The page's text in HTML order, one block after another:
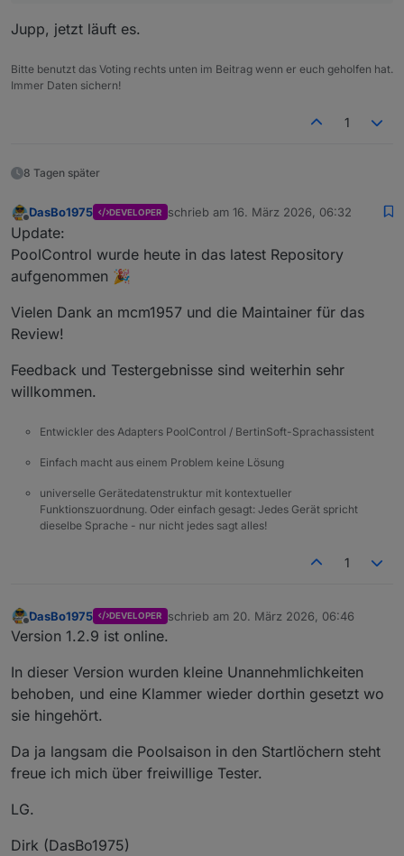
Jupp, jetzt läuft es.
Bitte benutzt das Voting rechts unten im Beitrag wenn er euch geholfen hat.
Immer Daten sichern!
1
8 Tagen später
Offline
DasBo1975 DEVELOPER schrieb am 16. März 2026, 06:32
zuletzt editiert von
Update:
PoolControl wurde heute in das latest Repository
aufgenommen 🎉
Vielen Dank an mcm1957 und die Maintainer für das
Review!
Feedback und Testergebnisse sind weiterhin sehr
willkommen.
Entwickler des Adapters PoolControl / BertinSoft-Sprachassistent
Einfach macht aus einem Problem keine Lösung
universelle Gerätedatenstruktur mit kontextueller
Funktionszuordnung. Oder einfach gesagt: Jedes Gerät spricht
dieselbe Sprache - nur nicht jedes sagt alles!
1
Offline
DasBo1975 DEVELOPER schrieb am 20. März 2026, 06:46
zuletzt editiert von
Version 1.2.9 ist online.
In dieser Version wurden kleine Unannehmlichkeiten
behoben, und eine Klammer wieder dorthin gesetzt wo
sie hingehört.
Da ja langsam die Poolsaison in den Startlöchern steht
freue ich mich über freiwillige Tester.
LG.
Dirk (DasBo1975)